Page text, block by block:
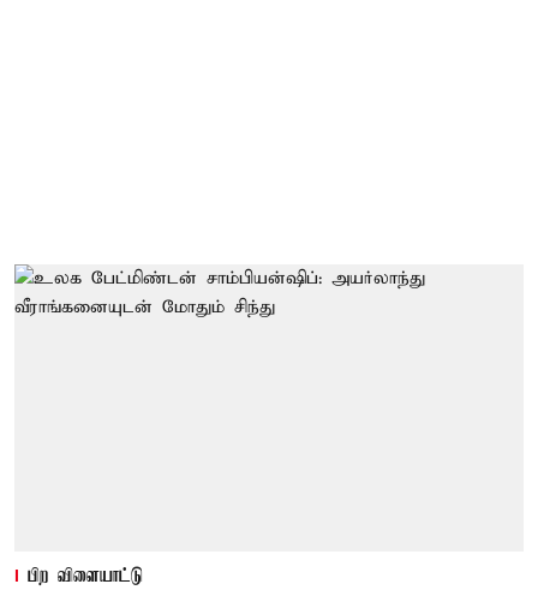
பிற விளையாட்டு